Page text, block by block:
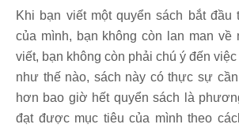
Khi bạn viết một quyển sách bắt đầu
của mình, bạn không còn lan man về
viết, bạn không còn phải chú ý đến
như thế nào, sách này có thực sự
hơn bao giờ hết quyển sách là
đạt được mục tiêu của mình theo